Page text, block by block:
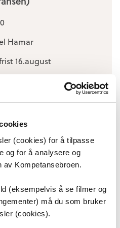
(cookies) for å tilpasse
og for å analysere og
av Kompetansebroen.
(eksempelvis å se filmer og
må du som bruker
(cookies).
Hamar
16.august
2026
Oslo
24.august